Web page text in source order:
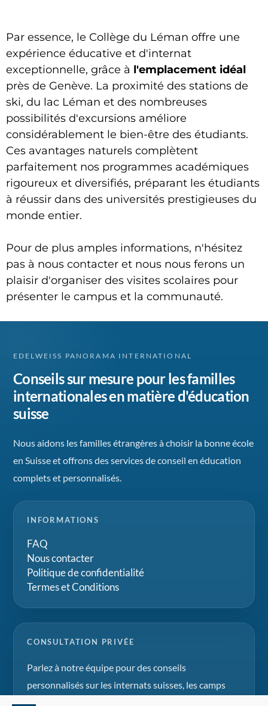
Par essence, le Collège du Léman offre une
expérience éducative et d'internat
exceptionnelle, grâce à l'emplacement idéal
près de Genève. La proximité des stations de
ski, du lac Léman et des nombreuses
possibilités d'excursions améliore
considérablement le bien-être des étudiants.
Ces avantages naturels complètent
parfaitement nos programmes académiques
rigoureux et diversifiés, préparant les étudiants
à réussir dans des universités prestigieuses du
monde entier.
Pour de plus amples informations, n'hésitez
pas à nous contacter et nous nous ferons un
plaisir d'organiser des visites scolaires pour
présenter le campus et la communauté.
EDELWEISS PANORAMA INTERNATIONAL
Conseils sur mesure pour les familles
internationales en matière d'éducation
suisse
Nous aidons les familles étrangères à choisir la bonne école
en Suisse et offrons des services de conseil en éducation
complets et personnalisés.
INFORMATIONS
FAQ
Nous contacter
Politique de confidentialité
Termes et Conditions
CONSULTATION PRIVÉE
Parlez à notre équipe pour des conseils
personnalisés sur les internats suisses, les camps
d'été et les projets d'éducation familiale.